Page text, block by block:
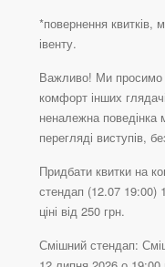
*повернення
івенту.
Важливо! Ми просимо
комфорт інших
неналежна поведінка
перегляді виступів,
Придбати квитки на
стендап (12.07 19:00)
ціні від 250 грн.
Смішний стендап: